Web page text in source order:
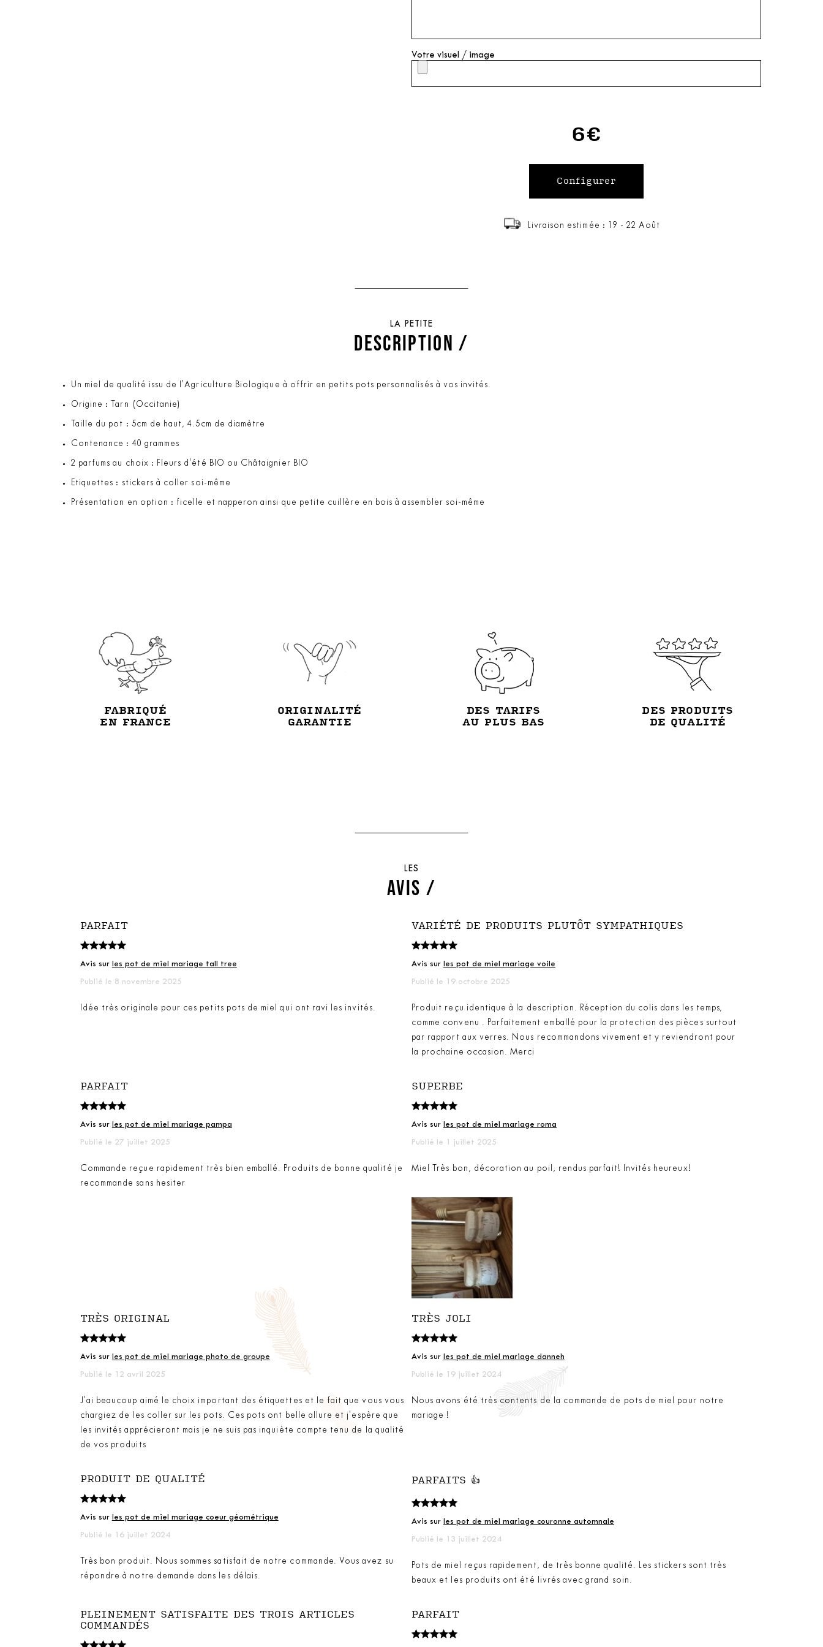
Votre visuel / image
6€
Livraison estimée : 19 - 22 Août
LA PETITE
DESCRIPTION /
Un miel de qualité issu de l'Agriculture Biologique à offrir en petits pots personnalisés à vos invités.
Origine : Tarn (Occitanie)
Taille du pot : 5cm de haut, 4.5cm de diamètre
Contenance : 40 grammes
2 parfums au choix : Fleurs d'été BIO ou Châtaignier BIO
Etiquettes : stickers à coller soi-même
Présentation en option : ficelle et napperon ainsi que petite cuillère en bois à assembler soi-même
FABRIQUÉ
EN FRANCE
ORIGINALITÉ
GARANTIE
DES TARIFS
AU PLUS BAS
DES PRODUITS
DE QUALITÉ
LES
AVIS /
PARFAIT
Avis sur les pot de miel mariage tall tree
Publié le 8 novembre 2025
Idée très originale pour ces petits pots de miel qui ont ravi les invités.
VARIÉTÉ DE PRODUITS PLUTÔT SYMPATHIQUES
Avis sur les pot de miel mariage voile
Publié le 19 octobre 2025
Produit reçu identique à la description. Réception du colis dans les temps,
comme convenu . Parfaitement emballé pour la protection des pièces surtout
par rapport aux verres. Nous recommandons vivement et y reviendront pour
la prochaine occasion. Merci
PARFAIT
Avis sur les pot de miel mariage pampa
Publié le 27 juillet 2025
Commande reçue rapidement très bien emballé. Produits de bonne qualité je
recommande sans hesiter
SUPERBE
Avis sur les pot de miel mariage roma
Publié le 1 juillet 2025
Miel Très bon, décoration au poil, rendus parfait! Invités heureux!
TRÈS ORIGINAL
Avis sur les pot de miel mariage photo de groupe
Publié le 12 avril 2025
J'ai beaucoup aimé le choix important des étiquettes et le fait que vous vous
chargiez de les coller sur les pots. Ces pots ont belle allure et j'espère que
les invités apprécieront mais je ne suis pas inquiète compte tenu de la qualité
de vos produits
TRÈS JOLI
Avis sur les pot de miel mariage danneh
Publié le 19 juillet 2024
Nous avons été très contents de la commande de pots de miel pour notre
mariage !
PRODUIT DE QUALITÉ
Avis sur les pot de miel mariage coeur géométrique
Publié le 16 juillet 2024
Très bon produit. Nous sommes satisfait de notre commande. Vous avez su
répondre à notre demande dans les délais.
PARFAITS 👍
Avis sur les pot de miel mariage couronne automnale
Publié le 13 juillet 2024
Pots de miel reçus rapidement, de très bonne qualité. Les stickers sont très
beaux et les produits ont été livrés avec grand soin.
PLEINEMENT SATISFAITE DES TROIS ARTICLES
COMMANDÉS
PARFAIT